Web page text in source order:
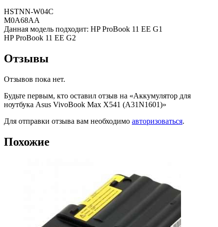
HSTNN-W04C
M0A68AA
Данная модель подходит: HP ProBook 11 EE G1
HP ProBook 11 EE G2
Отзывы
Отзывов пока нет.
Будьте первым, кто оставил отзыв на «Аккумулятор для
ноутбука Asus VivoBook Max X541 (A31N1601)»
Для отправки отзыва вам необходимо авторизоваться.
Похожие